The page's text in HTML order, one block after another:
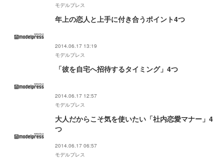
モデルプレス
年上の恋人と上手に付き合うポイント4つ
2014.06.17 13:19
モデルプレス
「彼を自宅へ招待するタイミング」4つ
2014.06.17 12:57
モデルプレス
大人だからこそ気を使いたい「社内恋愛マナー」4
つ
2014.06.17 06:57
モデルプレス